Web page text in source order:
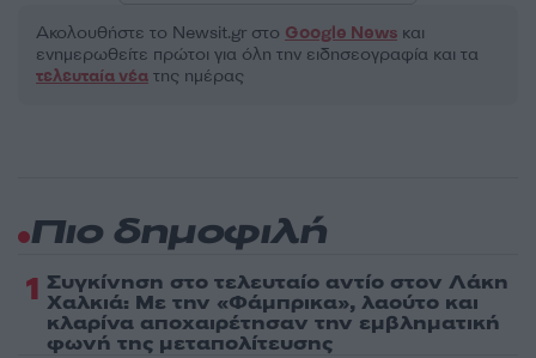
Ακολουθήστε το Νewsit.gr στο Google News και
ενημερωθείτε πρώτοι για όλη την ειδησεογραφία και τα
τελευταία νέα της ημέρας
Πιο δημοφιλή
1 Συγκίνηση στο τελευταίο αντίο στον Λάκη
Χαλκιά: Με την «Φάμπρικα», λαούτο και
κλαρίνα αποχαιρέτησαν την εμβληματική
φωνή της μεταπολίτευσης